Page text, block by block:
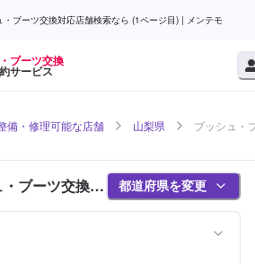
・ブーツ交換対応店舗検索なら (1ページ目) | メンテモ
ブーツ交換
サービス
備・修理可能な店舗 山梨県 ブッシュ・
ブーツ交換対
ジ目)
都道府県を変更